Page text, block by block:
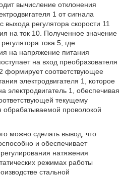
вычисление отклонения
1 от сигнала
выхода регулятора скорости 11
на ток 10. Полученное значение
тока 5, где
на напряжение питания
на вход преобразователя
формирует соответствующее
электродвигателя 1, которое
электродвигатель 1, обеспечивая
текущему
обрабатываемой проволокой
можно сделать вывод, что
и обеспечивает
натяжения
режимах работы
стальной